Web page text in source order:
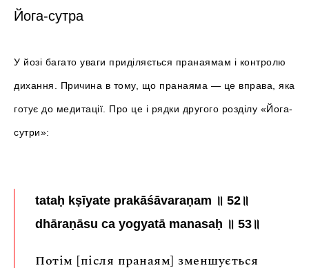
Йога-сутра
У йозі багато уваги приділяється пранаямам і контролю
дихання. Причина в тому, що пранаяма — це вправа, яка
готує до медитації. Про це і рядки другого розділу «Йога-
сутри»:
tataḥ kṣīyate prakāśāvaraṇam ॥ 52॥
dhāraṇāsu ca yogyatā manasaḥ ॥ 53॥
Потім [після пранаям] зменшується